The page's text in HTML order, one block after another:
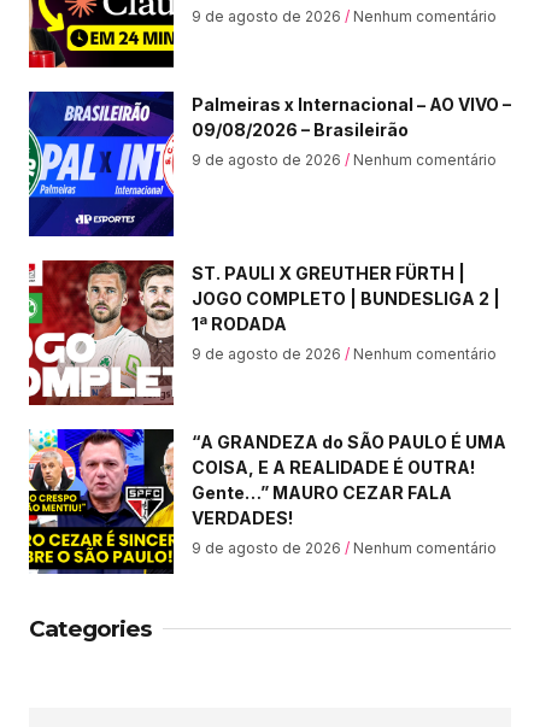
9 de agosto de 2026 Nenhum comentário
Palmeiras x Internacional – AO VIVO –
09/08/2026 – Brasileirão
9 de agosto de 2026 Nenhum comentário
ST. PAULI X GREUTHER FÜRTH |
JOGO COMPLETO | BUNDESLIGA 2 |
1ª RODADA
9 de agosto de 2026 Nenhum comentário
“A GRANDEZA do SÃO PAULO É UMA
COISA, E A REALIDADE É OUTRA!
Gente…” MAURO CEZAR FALA
VERDADES!
9 de agosto de 2026 Nenhum comentário
Categories